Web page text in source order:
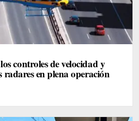
controles de velocidad y
radares en plena operación